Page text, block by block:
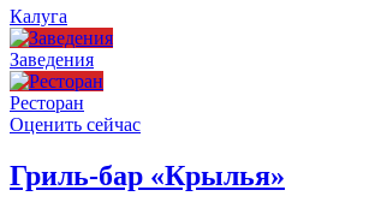
Калуга
Заведения
Ресторан
Оценить сейчас
Гриль-бар «Крылья»